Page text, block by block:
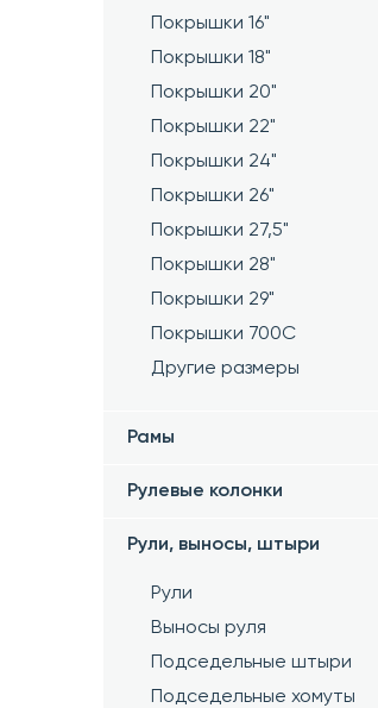
Покрышки 16"
Покрышки 18"
Покрышки 20"
Покрышки 22"
Покрышки 24"
Покрышки 26"
Покрышки 27,5"
Покрышки 28"
Покрышки 29"
Покрышки 700C
Другие размеры
Рамы
Рулевые колонки
Рули, выносы, штыри
Рули
Выносы руля
Подседельные штыри
Подседельные хомуты